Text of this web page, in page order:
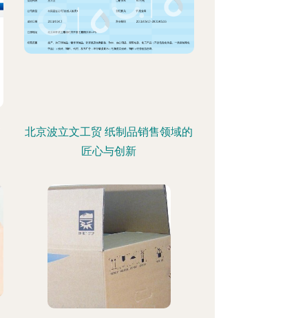
北京波立文工贸 纸制品销售领域的
匠心与创新